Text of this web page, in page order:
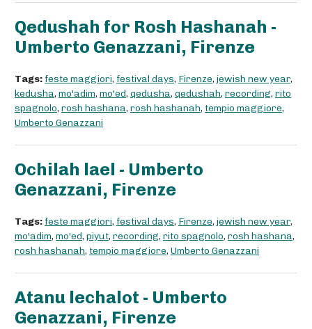
Qedushah for Rosh Hashanah -
Umberto Genazzani, Firenze
Tags: feste maggiori, festival days, Firenze, jewish new year,
kedusha, mo'adim, mo'ed, qedusha, qedushah, recording, rito
spagnolo, rosh hashana, rosh hashanah, tempio maggiore,
Umberto Genazzani
Ochilah lael - Umberto
Genazzani, Firenze
Tags: feste maggiori, festival days, Firenze, jewish new year,
mo'adim, mo'ed, piyut, recording, rito spagnolo, rosh hashana,
rosh hashanah, tempio maggiore, Umberto Genazzani
Atanu lechalot - Umberto
Genazzani, Firenze